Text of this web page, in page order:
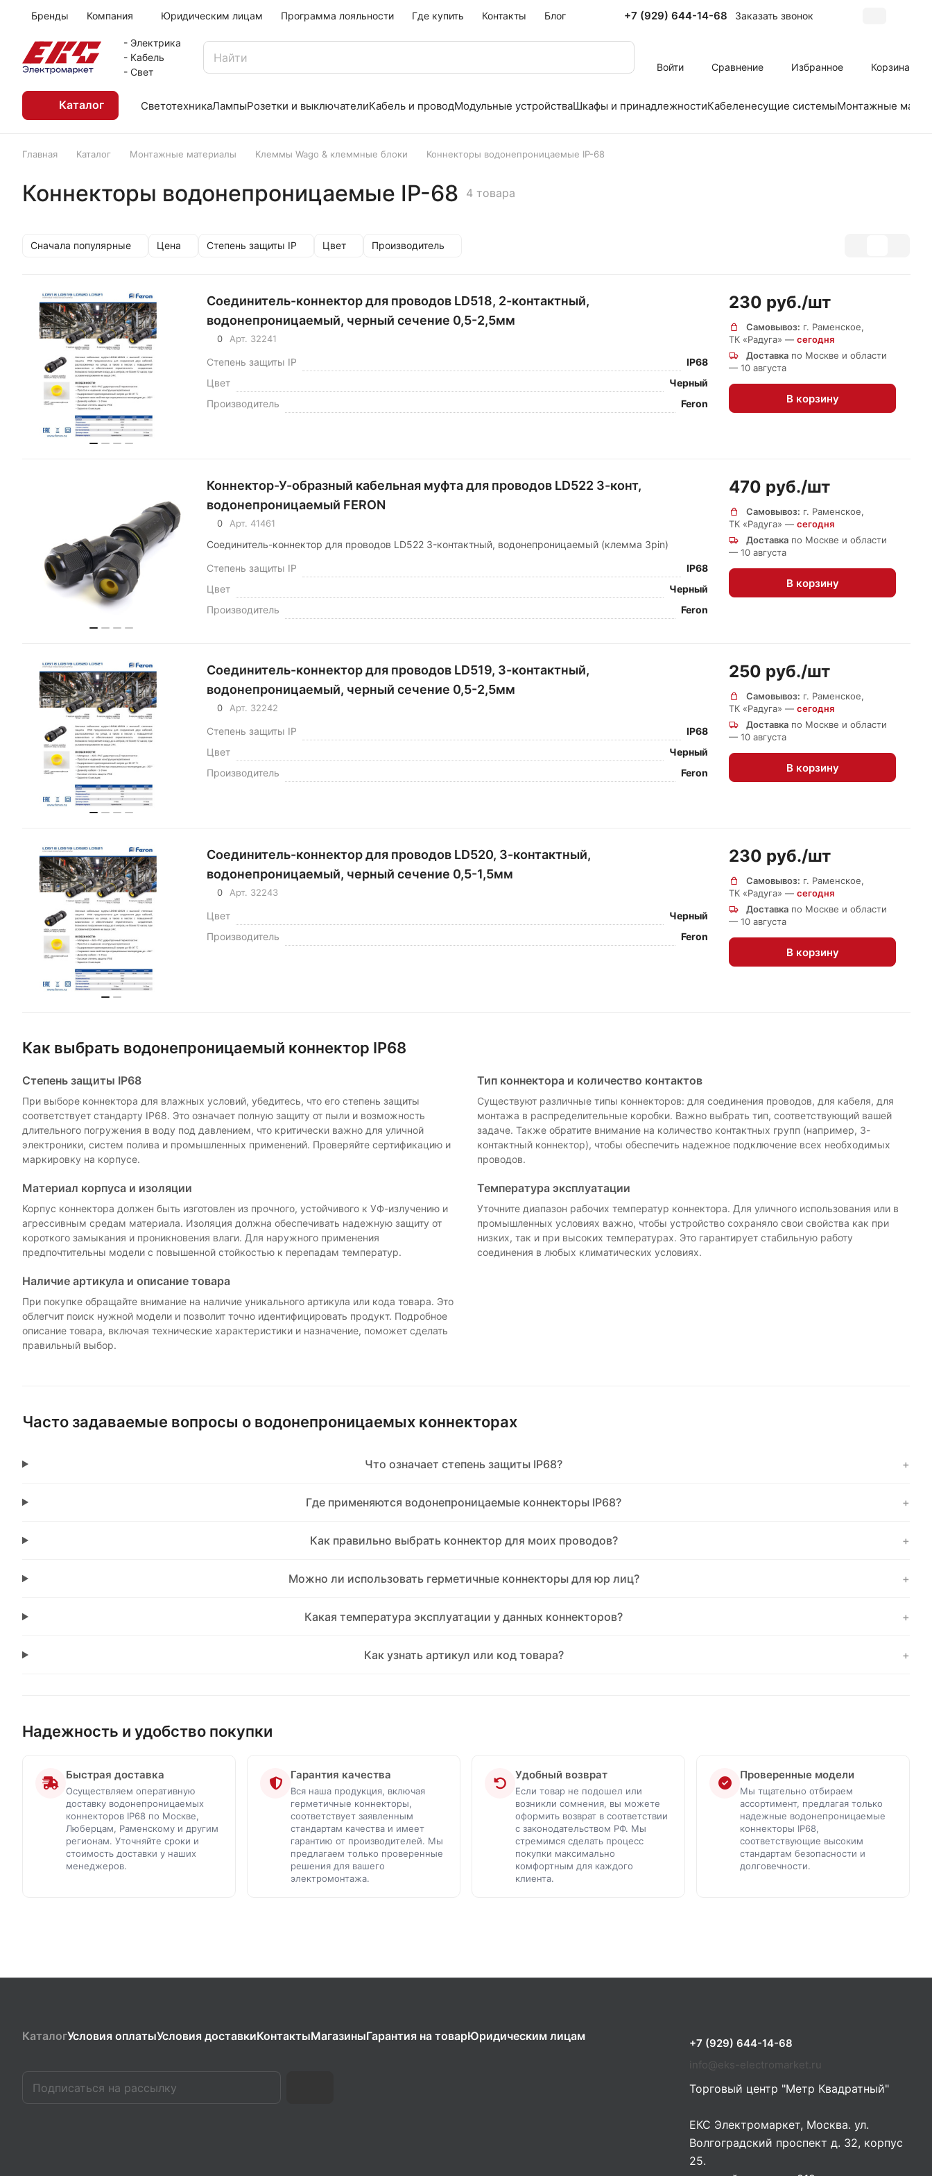
Бренды Компания Юридическим лицам Программа лояльности Где купить Контакты Блог +7 (929) 644-14-68 Заказать звонок
- Электрика
- Кабель
- Свет
Войти Сравнение Избранное Корзина
Каталог СветотехникаЛампыРозетки и выключателиКабель и проводМодульные устройстваШкафы и принадлежностиКабеленесущие системыМонтажные
Главная Каталог Монтажные материалы Клеммы Wago & клеммные блоки Коннекторы водонепроницаемые IP-68
Коннекторы водонепроницаемые IP-68 4 товара
Сначала популярные Цена Степень защиты IP Цвет Производитель
Соединитель-коннектор для проводов LD518, 2-контактный,
водонепроницаемый, черный сечение 0,5-2,5мм
0 Арт. 32241
Степень защиты IP
IP68
Цвет
Черный
Производитель
Feron
230 руб./шт
Самовывоз: г. Раменское,
ТК «Радуга» — сегодня
Доставка по Москве и области
— 10 августа
В корзину
Коннектор-У-образный кабельная муфта для проводов LD522 3-конт,
водонепроницаемый FERON
0 Арт. 41461
Соединитель-коннектор для проводов LD522 3-контактный, водонепроницаемый (клемма 3pin)
Степень защиты IP
IP68
Цвет
Черный
Производитель
Feron
470 руб./шт
Самовывоз: г. Раменское,
ТК «Радуга» — сегодня
Доставка по Москве и области
— 10 августа
В корзину
Соединитель-коннектор для проводов LD519, 3-контактный,
водонепроницаемый, черный сечение 0,5-2,5мм
0 Арт. 32242
Степень защиты IP
IP68
Цвет
Черный
Производитель
Feron
250 руб./шт
Самовывоз: г. Раменское,
ТК «Радуга» — сегодня
Доставка по Москве и области
— 10 августа
В корзину
Соединитель-коннектор для проводов LD520, 3-контактный,
водонепроницаемый, черный сечение 0,5-1,5мм
0 Арт. 32243
Цвет
Черный
Производитель
Feron
230 руб./шт
Самовывоз: г. Раменское,
ТК «Радуга» — сегодня
Доставка по Москве и области
— 10 августа
В корзину
Как выбрать водонепроницаемый коннектор IP68
Степень защиты IP68
При выборе коннектора для влажных условий, убедитесь, что его степень защиты
соответствует стандарту IP68. Это означает полную защиту от пыли и возможность
длительного погружения в воду под давлением, что критически важно для уличной
электроники, систем полива и промышленных применений. Проверяйте сертификацию и
маркировку на корпусе.
Тип коннектора и количество контактов
Существуют различные типы коннекторов: для соединения проводов, для кабеля, для
монтажа в распределительные коробки. Важно выбрать тип, соответствующий вашей
задаче. Также обратите внимание на количество контактных групп (например, 3-
контактный коннектор), чтобы обеспечить надежное подключение всех необходимых
проводов.
Материал корпуса и изоляции
Корпус коннектора должен быть изготовлен из прочного, устойчивого к УФ-излучению и
агрессивным средам материала. Изоляция должна обеспечивать надежную защиту от
короткого замыкания и проникновения влаги. Для наружного применения
предпочтительны модели с повышенной стойкостью к перепадам температур.
Температура эксплуатации
Уточните диапазон рабочих температур коннектора. Для уличного использования или в
промышленных условиях важно, чтобы устройство сохраняло свои свойства как при
низких, так и при высоких температурах. Это гарантирует стабильную работу
соединения в любых климатических условиях.
Наличие артикула и описание товара
При покупке обращайте внимание на наличие уникального артикула или кода товара. Это
облегчит поиск нужной модели и позволит точно идентифицировать продукт. Подробное
описание товара, включая технические характеристики и назначение, поможет сделать
правильный выбор.
Часто задаваемые вопросы о водонепроницаемых коннекторах
Что означает степень защиты IP68? +
Где применяются водонепроницаемые коннекторы IP68? +
Как правильно выбрать коннектор для моих проводов? +
Можно ли использовать герметичные коннекторы для юр лиц? +
Какая температура эксплуатации у данных коннекторов? +
Как узнать артикул или код товара? +
Надежность и удобство покупки
Быстрая доставка
Осуществляем оперативную
доставку водонепроницаемых
коннекторов IP68 по Москве,
Люберцам, Раменскому и другим
регионам. Уточняйте сроки и
стоимость доставки у наших
менеджеров.
Гарантия качества
Вся наша продукция, включая
герметичные коннекторы,
соответствует заявленным
стандартам качества и имеет
гарантию от производителей. Мы
предлагаем только проверенные
решения для вашего
электромонтажа.
Удобный возврат
Если товар не подошел или
возникли сомнения, вы можете
оформить возврат в соответствии
с законодательством РФ. Мы
стремимся сделать процесс
покупки максимально
комфортным для каждого
клиента.
Проверенные модели
Мы тщательно отбираем
ассортимент, предлагая только
надежные водонепроницаемые
коннекторы IP68,
соответствующие высоким
стандартам безопасности и
долговечности.
КаталогУсловия оплатыУсловия доставкиКонтактыМагазиныГарантия на товарЮридическим лицам
+7 (929) 644-14-68
info@eks-electromarket.ru
Торговый центр "Метр Квадратный"
ЕКС Электромаркет, Москва. ул.
Волгоградский проспект д. 32, корпус
25.